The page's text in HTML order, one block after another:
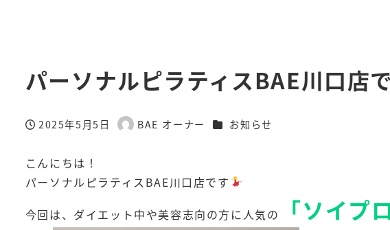
パーソナルピラティスBAE川口店
投稿日
2025年5月5日
著
BAE オーナー カテゴリー
お知らせ
こんにちは！
パーソナルピラティスBAE川口店です
今回は、ダイエット中や美容志向の方に人気の
「ソイプ